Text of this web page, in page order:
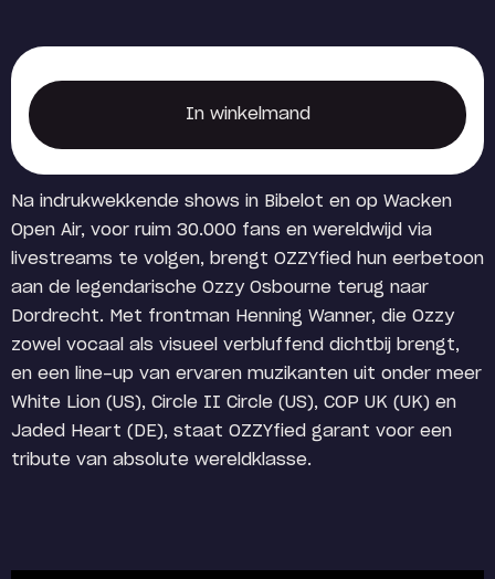
In winkelmand
In winkelmand
Na indrukwekkende shows in Bibelot en op Wacken
Open Air, voor ruim 30.000 fans en wereldwijd via
livestreams te volgen, brengt OZZYfied hun eerbetoon
aan de legendarische Ozzy Osbourne terug naar
Dordrecht. Met frontman Henning Wanner, die Ozzy
zowel vocaal als visueel verbluffend dichtbij brengt,
en een line-up van ervaren muzikanten uit onder meer
White Lion (US), Circle II Circle (US), COP UK (UK) en
Jaded Heart (DE), staat OZZYfied garant voor een
tribute van absolute wereldklasse.